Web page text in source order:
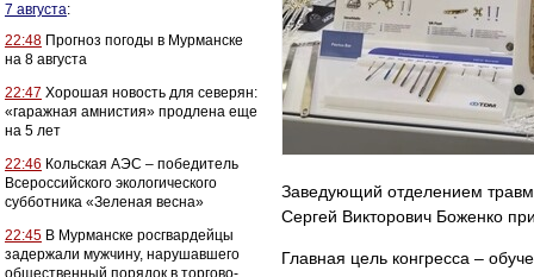
7 августа:
22:48 Прогноз погоды в Мурманске
на 8 августа
22:47 Хорошая новость для северян:
«гаражная амнистия» продлена еще
на 5 лет
22:46 Кольская АЭС – победитель
Всероссийского экологического
субботника «Зеленая весна»
22:45 В Мурманске росгвардейцы
задержали мужчину, нарушавшего
общественный порядок в торгово-
Заведующий отделением
Сергей Викторович Боженко
Главная цель конгресса –